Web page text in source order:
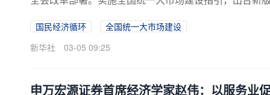
国民经济循环
全国统一大市场建设
新华社
03-05 09:25
申万宏源证券首席经济学家赵伟：以服务业